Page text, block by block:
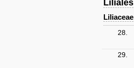
Liliales
Liliaceae
28.
29.